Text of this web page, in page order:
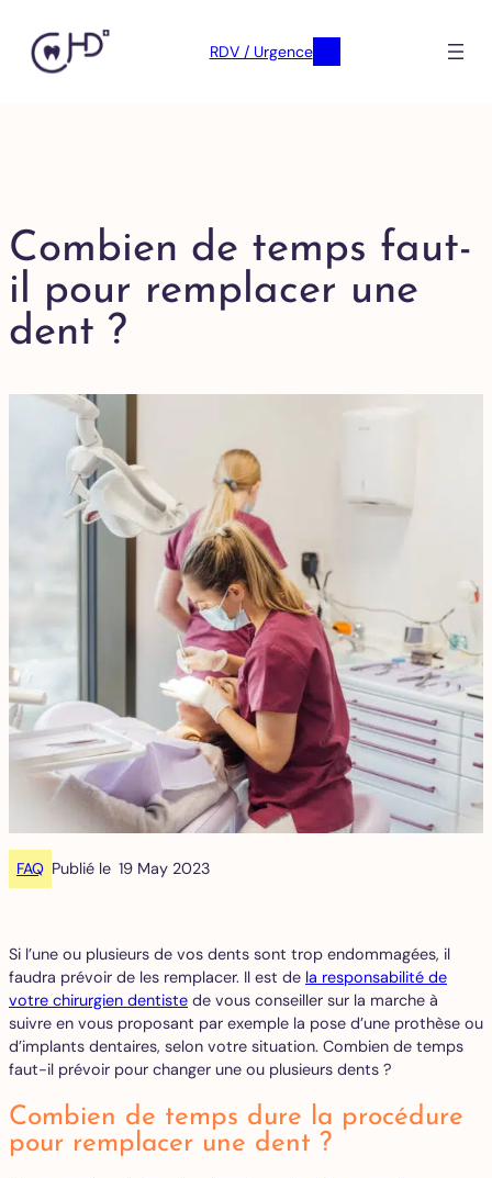
RDV / Urgence
Combien de temps faut-
il pour remplacer une
dent ?
FAQ Publié le 19 May 2023
Si l’une ou plusieurs de vos dents sont trop endommagées, il
faudra prévoir de les remplacer. Il est de la responsabilité de
votre chirurgien dentiste de vous conseiller sur la marche à
suivre en vous proposant par exemple la pose d’une prothèse ou
d’implants dentaires, selon votre situation. Combien de temps
faut-il prévoir pour changer une ou plusieurs dents ?
Combien de temps dure la procédure
pour remplacer une dent ?